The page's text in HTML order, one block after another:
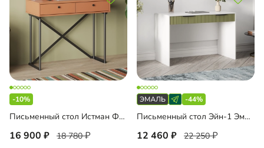
-10%
Письменный стол Истман Флекс
16 900 18 780
-44%
Письменный стол Эйн-1 Эмаль
12 460 22 250